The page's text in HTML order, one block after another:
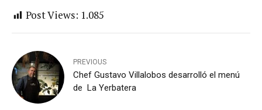
Post Views: 1.085
PREVIOUS
Chef Gustavo Villalobos desarrolló el menú
de La Yerbatera